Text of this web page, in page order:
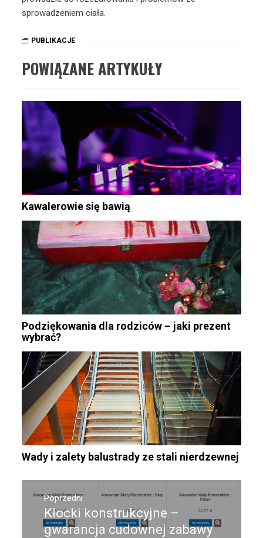
sprowadzeniem ciała.
PUBLIKACJE
POWIĄZANE ARTYKUŁY
Kawalerowie się bawią
Podziękowania dla rodziców – jaki prezent
wybrać?
Wady i zalety balustrady ze stali nierdzewnej
Nawigacja
wpisuPoprzedni
Poprzedni
wpis:
Klocki konstrukcyjne –
gwarancja cudownej zabawy